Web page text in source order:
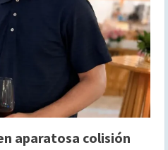
aparatosa colisión